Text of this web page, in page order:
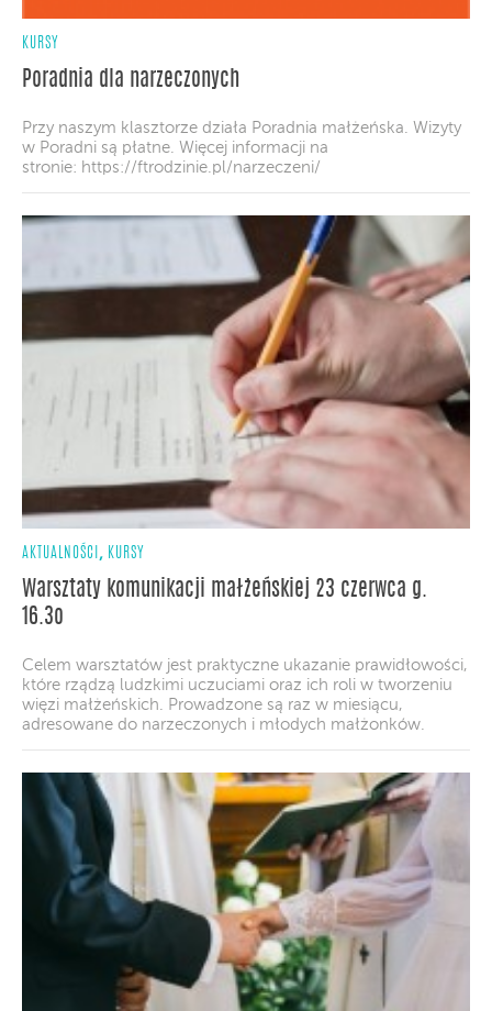
KURSY
Poradnia dla narzeczonych
Przy naszym klasztorze działa Poradnia małżeńska. Wizyty
w Poradni są płatne. Więcej informacji na
stronie: https://ftrodzinie.pl/narzeczeni/
AKTUALNOŚCI , KURSY
Warsztaty komunikacji małżeńskiej 23 czerwca g.
16.3o
Celem warsztatów jest praktyczne ukazanie prawidłowości,
które rządzą ludzkimi uczuciami oraz ich roli w tworzeniu
więzi małżeńskich. Prowadzone są raz w miesiącu,
adresowane do narzeczonych i młodych małżonków.